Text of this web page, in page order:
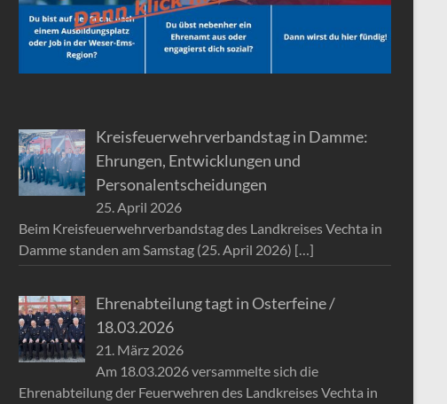
Kreisfeuerwehrverbandstag in Damme:
Ehrungen, Entwicklungen und
Personalentscheidungen
25. April 2026
Beim Kreisfeuerwehrverbandstag des Landkreises Vechta in
Damme standen am Samstag (25. April 2026) […]
Ehrenabteilung tagt in Osterfeine /
18.03.2026
21. März 2026
Am 18.03.2026 versammelte sich die
Ehrenabteilung der Feuerwehren des Landkreises Vechta in